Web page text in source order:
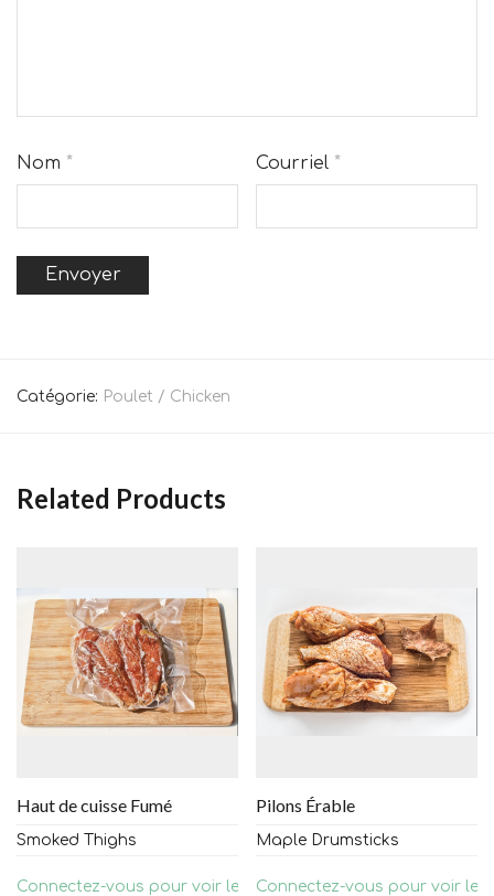
Nom * Courriel *
Catégorie: Poulet / Chicken
Related Products
Haut de cuisse Fumé
Smoked Thighs
Connectez-vous pour voir les prix
Pilons Érable
Maple Drumsticks
Connectez-vous pour voir les